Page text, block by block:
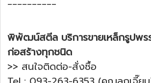
พิพัฒน์สตีล บริการขายเหล็กรูปพ
ก่อสร้างทุกชนิด
>> สนใจติดต่อ-สั่งซื้อ ​